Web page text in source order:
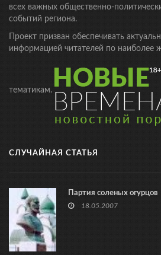
всех важных общественно-
событий региона.
Проект призван обеспечивать
информацией читателей по
тематикам.
СЛУЧАЙНАЯ СТАТЬЯ
Партия соленых огурцов
18.05.2007